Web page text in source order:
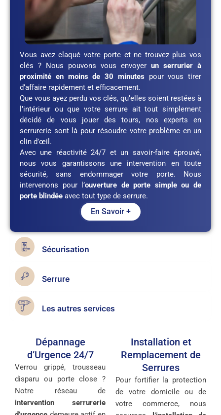
Vous avez claqué votre porte et ne trouvez plus vos
clés ? Nous pouvons vous envoyer un serrurier à
proximité en moins de 30 minutes pour vous tirer
d’affaire rapidement et efficacement.
Que vous ayez perdu vos clés, qu’elles soient restées à
l’intérieur ou que votre serrure ait tout simplement
décidé de vous jouer des tours, nos experts en
serrurerie sont là pour résoudre votre problème en un
clin d’œil.
Avec une réactivité 24/7 et un savoir-faire éprouvé,
nous vous garantissons une intervention en toute
sécurité, sans endommager votre porte. Nous
intervenons pour l’ouverture de porte simple ou de
porte blindée avec tout type de serrure.
En Savoir +
Sécurisation
Serrure
Les autres services
Dépannage
d’Urgence 24/7
Verrou grippé, trousseau
disparu ou porte close ?
Notre réseau de
intervention serrurerie
Installation et
Remplacement de
Serrures
Pour fortifier la protection
de votre domicile ou de
votre commerce, nous